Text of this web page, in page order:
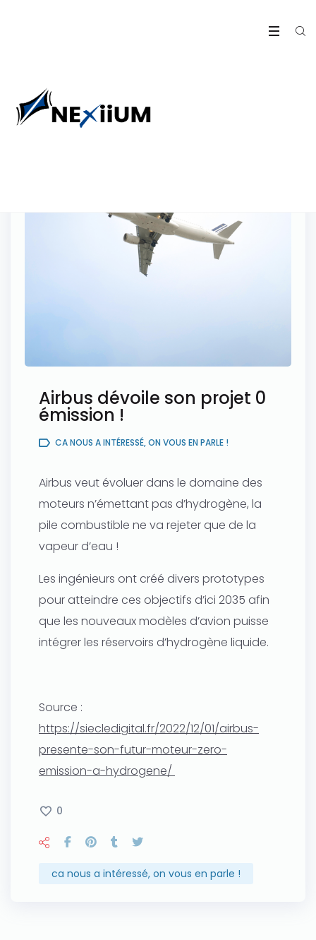
02
Airbus dévoile son projet 0
émission !
CA NOUS A INTÉRESSÉ, ON VOUS EN PARLE !
Airbus veut évoluer dans le domaine des
moteurs n’émettant pas d’hydrogène, la
pile combustible ne va rejeter que de la
vapeur d’eau !
Les ingénieurs ont créé divers prototypes
pour atteindre ces objectifs d’ici 2035 afin
que les nouveaux modèles d’avion puisse
intégrer les réservoirs d’hydrogène liquide.
Source :
https://siecledigital.fr/2022/12/01/airbus-
presente-son-futur-moteur-zero-
emission-a-hydrogene/
0
ca nous a intéressé, on vous en parle !